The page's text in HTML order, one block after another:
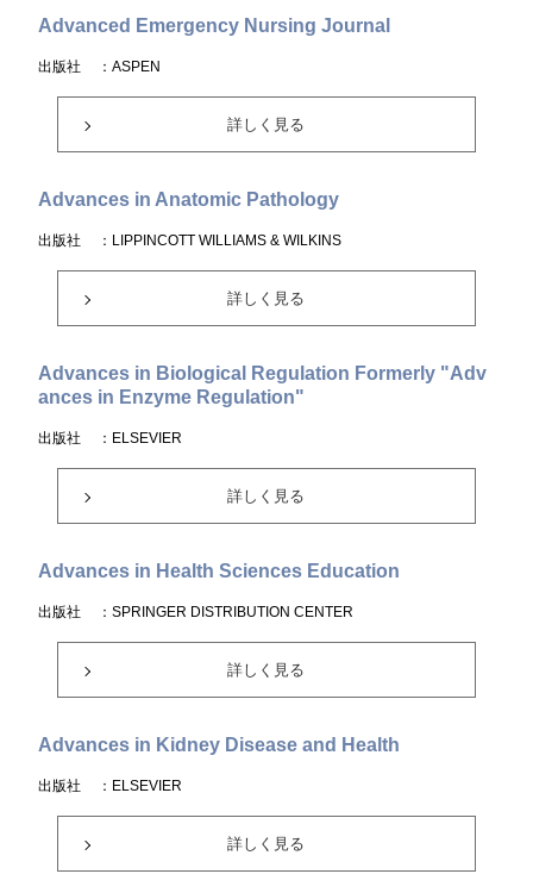
Advanced Emergency Nursing Journal
出版社 ：ASPEN
詳しく見る
Advances in Anatomic Pathology
出版社 ：LIPPINCOTT WILLIAMS & WILKINS
詳しく見る
Advances in Biological Regulation Formerly "Adv
ances in Enzyme Regulation"
出版社 ：ELSEVIER
詳しく見る
Advances in Health Sciences Education
出版社 ：SPRINGER DISTRIBUTION CENTER
詳しく見る
Advances in Kidney Disease and Health
出版社 ：ELSEVIER
詳しく見る